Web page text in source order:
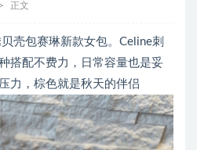
正文
壳️包赛琳新款女包。Celine刺
搭配不费力，日常容量也是妥
力，棕色就是秋天的伴侣